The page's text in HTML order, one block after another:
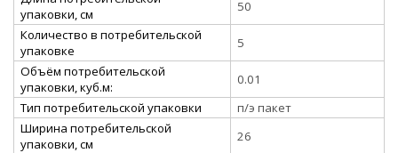
упаковки, см
50
Количество в потребительской
упаковке
5
Объём потребительской
упаковки, куб.м:
0.01
Тип потребительской упаковки
п/э пакет
Ширина потребительской
упаковки, см
26